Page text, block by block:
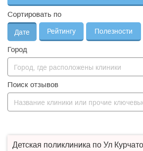
Правила
Что такое бонус?
Сортировать по
Дате Рейтингу Полезности
Город
Поиск отзывов
Детская поликлиника по Ул